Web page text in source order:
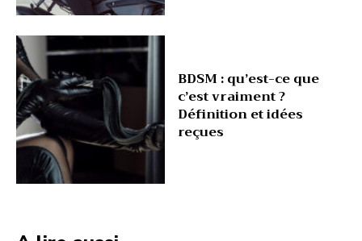
BDSM : qu’est-ce que
c’est vraiment ?
Définition et idées
reçues